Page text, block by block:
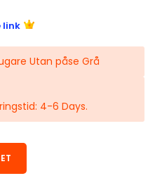
link
Utan påse Grå
4-6 Days.